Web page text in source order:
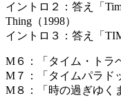
イントロ２：答え「
イントロ３：答え「
M６：「タイム・トラ
M７：「タイムパラド
M８：「時の過ぎゆく